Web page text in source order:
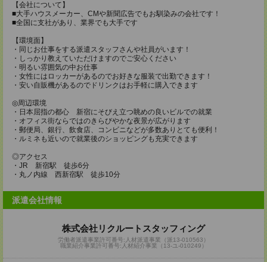
【会社について】
■大手ハウスメーカー、CMや新聞広告でもお馴染みの会社です！
■全国に支社があり、業界でも大手です
【環境面】
・同じお仕事をする派遣スタッフさんや社員がいます！
・しっかり教えていただけますのでご安心ください
・明るい雰囲気の中お仕事
・女性にはロッカーがあるのでお好きな服装で出勤できます！
・安い自販機があるのでドリンクはお手軽に購入できます
◎周辺環境
・日本屈指の都心 新宿にそびえ立つ眺めの良いビルでの就業
・オフィス街ならではのきらびやかな夜景が広がります
・郵便局、銀行、飲食店、コンビニなどが多数ありとても便利！
・ルミネも近いので就業後のショッピングも充実できます
◎アクセス
・JR 新宿駅 徒歩6分
・丸ノ内線 西新宿駅 徒歩10分
派遣会社情報
株式会社リクルートスタッフィング
労働者派遣事業許可番号:人材派遣事業（派13-010563）
職業紹介事業許可番号:人材紹介事業（13-ユ-010249）